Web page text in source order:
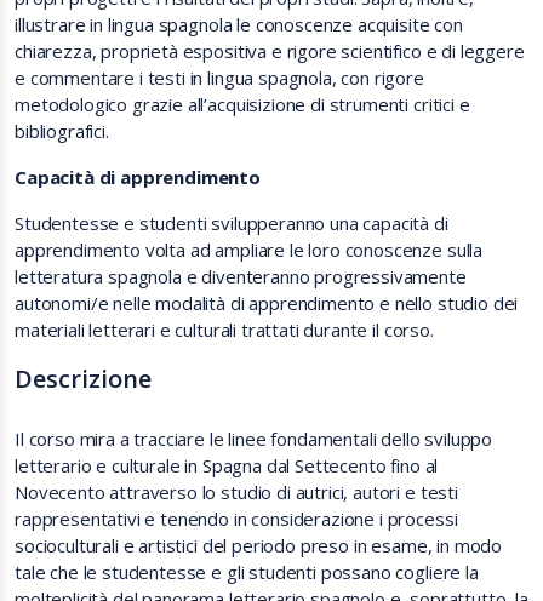
illustrare in lingua spagnola le conoscenze acquisite con
chiarezza, proprietà espositiva e rigore scientifico e di leggere
e commentare i testi in lingua spagnola, con rigore
metodologico grazie all’acquisizione di strumenti critici e
bibliografici.
Capacità di apprendimento
Studentesse e studenti svilupperanno una capacità di
apprendimento volta ad ampliare le loro conoscenze sulla
letteratura spagnola e diventeranno progressivamente
autonomi/e nelle modalità di apprendimento e nello studio dei
materiali letterari e culturali trattati durante il corso.
Descrizione
Il corso mira a tracciare le linee fondamentali dello sviluppo
letterario e culturale in Spagna dal Settecento fino al
Novecento attraverso lo studio di autrici, autori e testi
rappresentativi e tenendo in considerazione i processi
socioculturali e artistici del periodo preso in esame, in modo
tale che le studentesse e gli studenti possano cogliere la